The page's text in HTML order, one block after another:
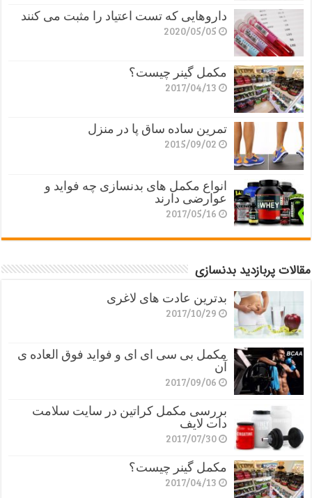
داروهایی که تست اعتیاد را مثبت می کنند
2020/05/05
مکمل گینر چیست؟
2017/04/13
تمرین ساده ساق پا در منزل
2015/09/02
انواع مکمل های بدنسازی چه فواید و
عوارضی دارند
2017/05/16
مقالات پربازدید بدنسازی
بدترین عادت های لاغری
2017/10/29
مکمل بی سی ای ای و فواید فوق العاده ی
آن
2017/09/06
بررسی مکمل کراتین در سایت سلامت
دات لایف
2017/07/30
مکمل گینر چیست؟
2017/04/13